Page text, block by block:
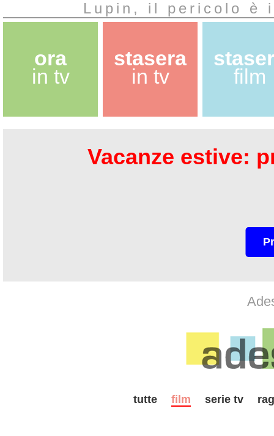
Lupin, il pericolo è
ora
in tv
stasera
in tv
film
Vacanze estive:
tutte film serie tv